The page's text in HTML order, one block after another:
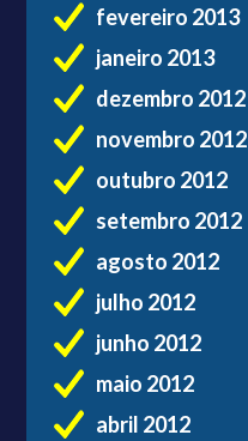
fevereiro 2013
janeiro 2013
dezembro 2012
novembro 2012
outubro 2012
setembro 2012
agosto 2012
julho 2012
junho 2012
maio 2012
abril 2012